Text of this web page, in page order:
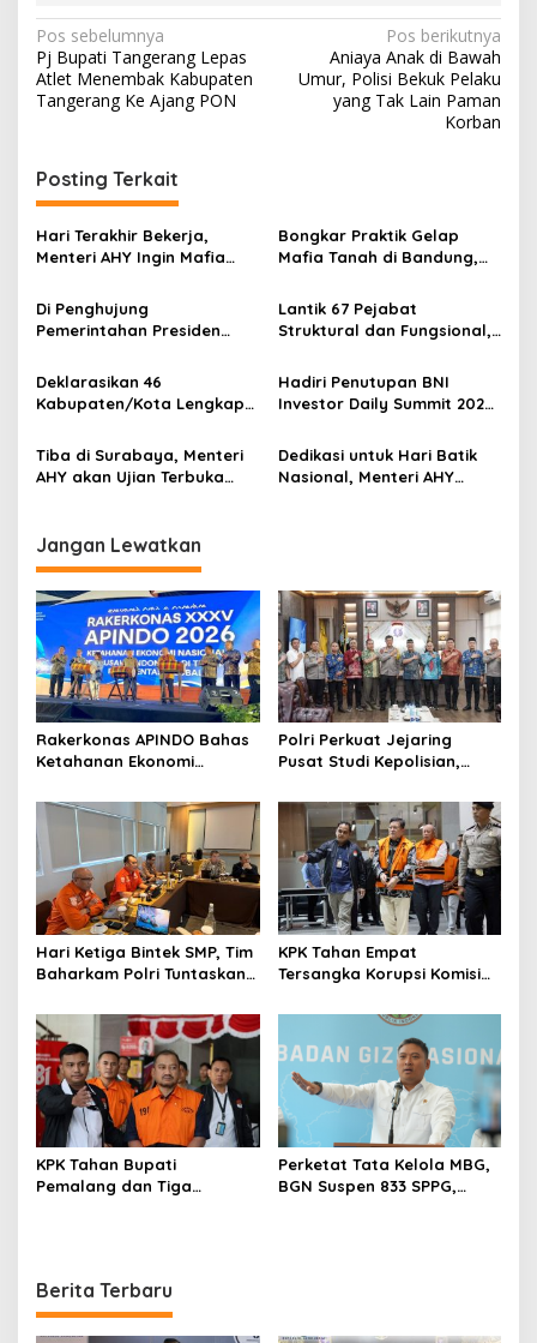
N
a
v
g
a
s
i
p
o
s
Pos sebelumnya
Pj Bupati Tangerang Lepas
Atlet Menembak Kabupaten
Tangerang Ke Ajang PON
Pos berikutnya
Aniaya Anak di Bawah
Umur, Polisi Bekuk Pelaku
yang Tak Lain Paman
Korban
Posting Terkait
Hari Terakhir Bekerja,
Menteri AHY Ingin Mafia
Bongkar Praktik Gelap
Mafia Tanah di Bandung,
Selamatkan Potensi
Kerugian Lebih dari Rp3,6
Triliun
Di Penghujung
Pemerintahan Presiden
Kembali Gebuk Mafia Tanah
di Jawa Barat
Lantik 67 Pejabat
Struktural dan Fungsional,
Jajaran Kementerian
ATR/BPN Bangun Semangat
Integritas
Deklarasikan 46
Kabupaten/Kota Lengkap
Pastikan Seluruh Spasial
Bidang Tanah Telah
Terpetakan
Hadiri Penutupan BNI
Investor Daily Summit 2024
Menteri AHY Dukung 3 Hal
Fundamental Pemerintahan
Selanjutnya
Tiba di Surabaya, Menteri
AHY akan Ujian Terbuka
Dedikasi untuk Hari Batik
Nasional, Menteri AHY
Jangan Lewatkan
Rakerkonas APINDO Bahas
Ketahanan Ekonomi
Soroti Pentingnya
Kolaborasi Lintas Sektor
Polri Perkuat Jejaring
Pusat Studi Kepolisian,
Kebijakan dan Inovasi
Hari Ketiga Bintek SMP, Tim
Baharkam Polri Tuntaskan
Pengamanan Pertamina
Patra Niaga Jabar
KPK Tahan Empat
Tersangka Korupsi Komisi
KPK Tahan Bupati
Pemalang dan Tiga
Perketat Tata Kelola MBG,
BGN Suspen 833 SPPG,
Berita Terbaru